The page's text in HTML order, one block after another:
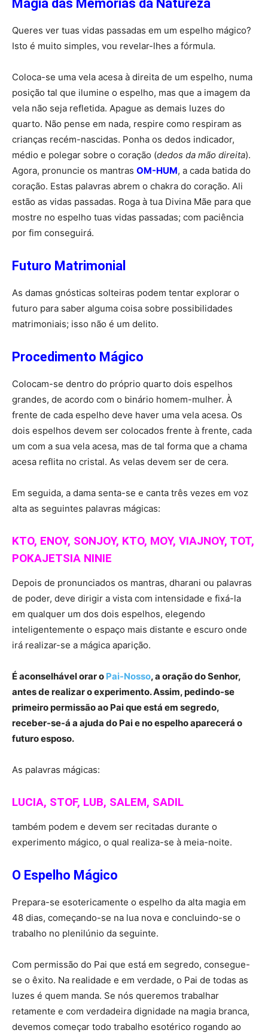
Magia das Memórias da Natureza
Queres ver tuas vidas passadas em um espelho mágico?
Isto é muito simples, vou revelar-lhes a fórmula.
Coloca-se uma vela acesa à direita de um espelho, numa
posição tal que ilumine o espelho, mas que a imagem da
vela não seja refletida. Apague as demais luzes do
quarto. Não pense em nada, respire como respiram as
crianças recém-nascidas. Ponha os dedos indicador,
médio e polegar sobre o coração (dedos da mão direita).
Agora, pronuncie os mantras OM-HUM, a cada batida do
coração. Estas palavras abrem o chakra do coração. Ali
estão as vidas passadas. Roga à tua Divina Mãe para que
mostre no espelho tuas vidas passadas; com paciência
por fim conseguirá.
Futuro Matrimonial
As damas gnósticas solteiras podem tentar explorar o
futuro para saber alguma coisa sobre possibilidades
matrimoniais; isso não é um delito.
Procedimento Mágico
Colocam-se dentro do próprio quarto dois espelhos
grandes, de acordo com o binário homem-mulher. À
frente de cada espelho deve haver uma vela acesa. Os
dois espelhos devem ser colocados frente à frente, cada
um com a sua vela acesa, mas de tal forma que a chama
acesa reflita no cristal. As velas devem ser de cera.
Em seguida, a dama senta-se e canta três vezes em voz
alta as seguintes palavras mágicas:
KTO, ENOY, SONJOY, KTO, MOY, VIAJNOY, TOT,
POKAJETSIA NINIE
Depois de pronunciados os mantras, dharani ou palavras
de poder, deve dirigir a vista com intensidade e fixá-la
em qualquer um dos dois espelhos, elegendo
inteligentemente o espaço mais distante e escuro onde
irá realizar-se a mágica aparição.
É aconselhável orar o Pai-Nosso, a oração do Senhor,
antes de realizar o experimento. Assim, pedindo-se
primeiro permissão ao Pai que está em segredo,
receber-se-á a ajuda do Pai e no espelho aparecerá o
futuro esposo.
As palavras mágicas:
LUCIA, STOF, LUB, SALEM, SADIL
também podem e devem ser recitadas durante o
experimento mágico, o qual realiza-se à meia-noite.
O Espelho Mágico
Prepara-se esotericamente o espelho da alta magia em
48 dias, começando-se na lua nova e concluindo-se o
trabalho no plenilúnio da seguinte.
Com permissão do Pai que está em segredo, consegue-
se o êxito. Na realidade e em verdade, o Pai de todas as
luzes é quem manda. Se nós queremos trabalhar
retamente e com verdadeira dignidade na magia branca,
devemos começar todo trabalho esotérico rogando ao